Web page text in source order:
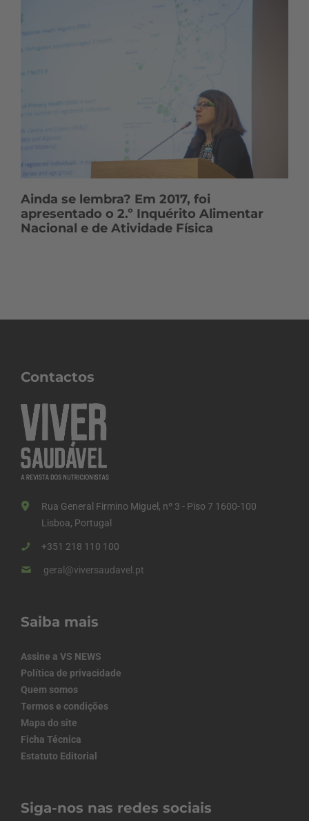
Ainda se lembra? Em 2017, foi
apresentado o 2.º Inquérito Alimentar
Nacional e de Atividade Física
Contactos
Rua General Firmino Miguel, nº 3 - Piso 7 1600-100
Lisboa, Portugal
+351 218 110 100
geral@viversaudavel.pt
Saiba mais
Assine a VS NEWS
Política de privacidade
Quem somos
Termos e condições
Mapa do site
Ficha Técnica
Estatuto Editorial
Siga-nos nas redes sociais